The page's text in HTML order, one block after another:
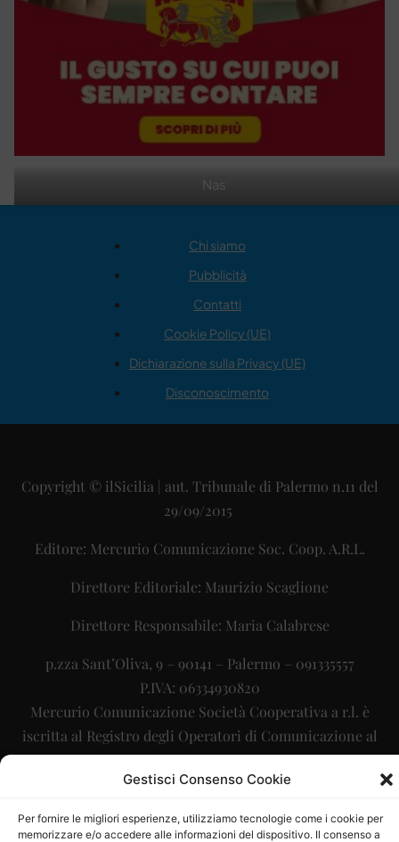
Gestisci Consenso Cookie
Per fornire le migliori esperienze, utilizziamo tecnologie come i cookie per
memorizzare e/o accedere alle informazioni del dispositivo. Il consenso a
Nas
Chi siamo
Pubblicità
Contatti
Cookie Policy (UE)
Dichiarazione sulla Privacy (UE)
Disconoscimento
Copyright © ilSicilia | aut. Tribunale di Palermo n.11 del
29/09/2015
Editore: Mercurio Comunicazione Soc. Coop. A.R.L.
Direttore Editoriale: Maurizio Scaglione
Direttore Responsabile: Maria Calabrese
p.zza Sant’Oliva, 9 – 90141 – Palermo – 091335557
P.IVA: 06334930820
Mercurio Comunicazione Società Cooperativa a r.l. è
iscritta al Registro degli Operatori di Comunicazione al
numero 26988